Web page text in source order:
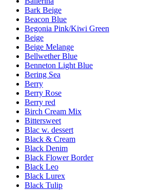
Bark Beige
Beacon Blue
Begonia Pink/Kiwi Green
Beige
Beige Melange
Bellwether Blue
Benneton Light Blue
Bering Sea
Berry
Berry Rose
Berry red
Birch Cream Mix
Bittersweet
Blac w. dessert
Black & Cream
Black Denim
Black Flower Border
Black Leo
Black Lurex
Black Tulip